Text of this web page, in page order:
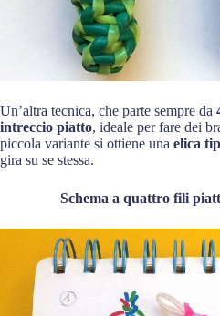
Un’altra tecnica, che parte sempre da
intreccio piatto, ideale per fare dei
piccola variante si ottiene una elica
gira su se stessa.
Schema a quattro fili